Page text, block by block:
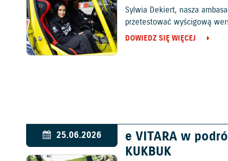
Sylwia Dekiert, nasza
przetestować wyścigową
DOWIEDZ SIĘ WIĘCEJ
25.06.2026
e VITARA w
KUKBUK